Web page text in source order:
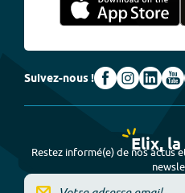
Suivez-nous !
Elix,
Restez informé(e) de nos actus